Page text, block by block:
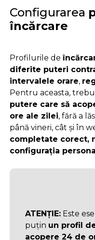
Configurarea
încărcare
Profilurile de
diferite puteri
intervalele orare,
Pentru aceasta,
putere care să
ore ale zilei, fără a
până vineri, cât și în
completate corect,
configurația
ATENȚIE: Este
puțin un profil
acopere 24 de